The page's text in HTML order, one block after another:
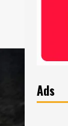
Ads